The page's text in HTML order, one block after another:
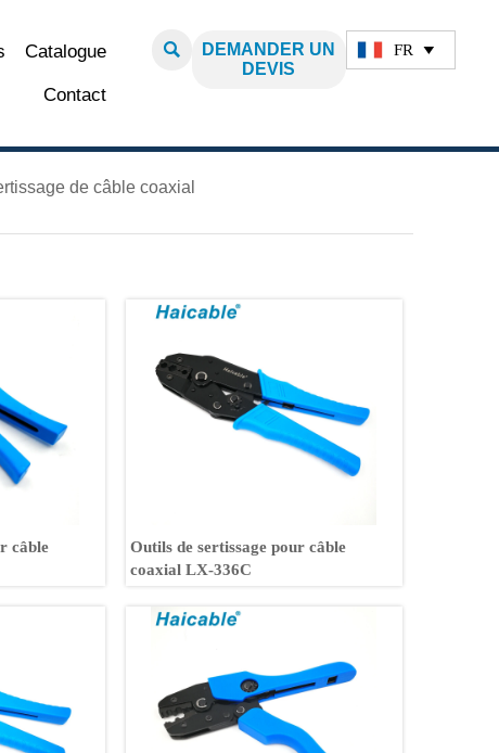
Catalogue
Contact

DEMANDER UN
DEVIS
FR 
de câble coaxial
câble
Outils de sertissage pour câble
coaxial LX-336C